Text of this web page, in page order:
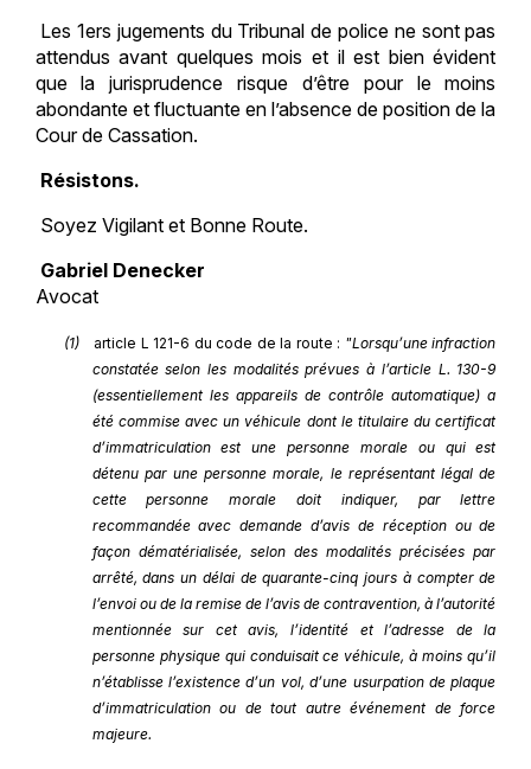
Les 1ers jugements du Tribunal de police ne sont pas
attendus avant quelques mois et il est bien évident
que la jurisprudence risque d’être pour le moins
abondante et fluctuante en l’absence de position de la
Cour de Cassation.
Résistons.
Soyez Vigilant et Bonne Route.
Gabriel Denecker
Avocat
(1) article L 121-6 du code de la route : "Lorsqu’une infraction
constatée selon les modalités prévues à l’article L. 130-9
(essentiellement les appareils de contrôle automatique) a
été commise avec un véhicule dont le titulaire du certificat
d’immatriculation est une personne morale ou qui est
détenu par une personne morale, le représentant légal de
cette personne morale doit indiquer, par lettre
recommandée avec demande d’avis de réception ou de
façon dématérialisée, selon des modalités précisées par
arrêté, dans un délai de quarante-cinq jours à compter de
l’envoi ou de la remise de l’avis de contravention, à l’autorité
mentionnée sur cet avis, l’identité et l’adresse de la
personne physique qui conduisait ce véhicule, à moins qu’il
n’établisse l’existence d’un vol, d’une usurpation de plaque
d’immatriculation ou de tout autre événement de force
majeure.